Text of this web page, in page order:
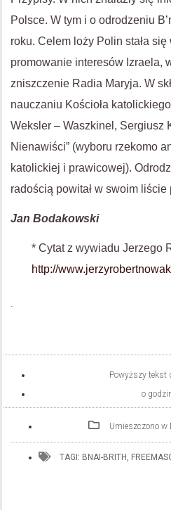
Polsce. W tym i o odrodzeniu
roku. Celem loży Polin stała
promowanie interesów Izraela,
zniszczenie Radia Maryja. W
nauczaniu Kościoła
Weksler – Waszkinel, Sergiusz
Nienawiści” (wyboru rzekomo
katolickiej i prawicowej).
radością powitał w swoim
Jan Bodakowski
* Cytat z wywiadu Jerzego
http://
.
Powyższy tekst
o
Umieszczono w
TAGI: BNAI-BRITH ,